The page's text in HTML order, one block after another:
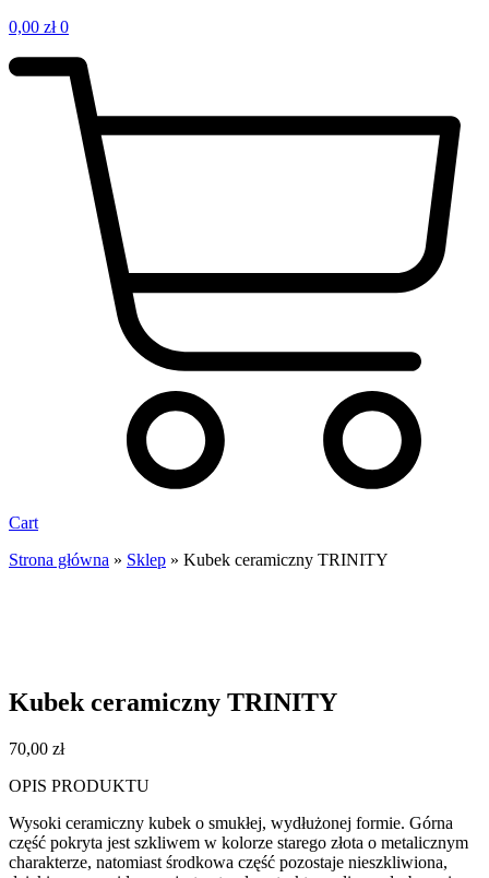
0,00 zł 0
Cart
Strona główna » Sklep » Kubek ceramiczny TRINITY
Kubek ceramiczny TRINITY
70,00 zł
OPIS PRODUKTU
Wysoki ceramiczny kubek o smukłej, wydłużonej formie. Górna
część pokryta jest szkliwem w kolorze starego złota o metalicznym
charakterze, natomiast środkowa część pozostaje nieszkliwiona,